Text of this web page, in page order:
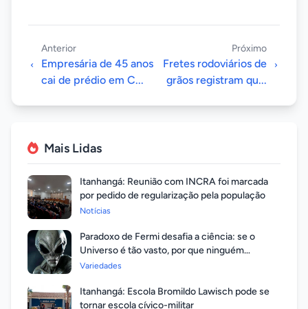
Anterior
Empresária de 45 anos
cai de prédio em C...
Próximo
Fretes rodoviários de
grãos registram qu...
Mais Lidas
Itanhangá: Reunião com INCRA foi marcada
por pedido de regularização pela população
Notícias
Paradoxo de Fermi desafia a ciência: se o
Universo é tão vasto, por que ninguém
respondeu?
Variedades
Itanhangá: Escola Bromildo Lawisch pode se
tornar escola cívico-militar